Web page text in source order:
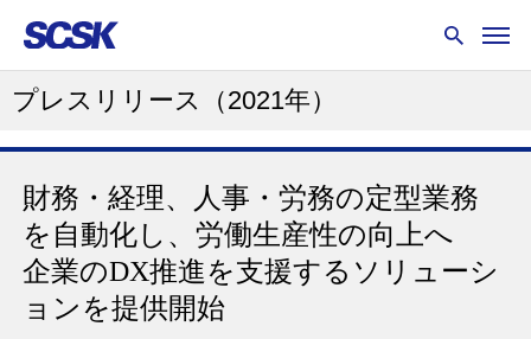
プレスリリース （2021年）
財務・経理、人事・労務の定型業務
を自動化し、労働生産性の向上へ
企業のDX推進を支援するソリューシ
ョンを提供開始